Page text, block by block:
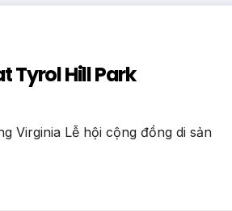
Tyrol Hill Park
Virginia Lễ hội cộng đồng di sản